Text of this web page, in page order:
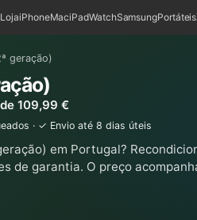
LojaiPhoneMaciPadWatchSamsungPortáteis
geração)
109,99 €
· ✓ Envio até 8 dias úteis
em Portugal?
de garantia. O preço